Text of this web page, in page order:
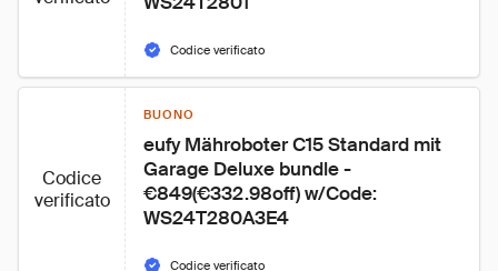
Codice verificato
Codice
verificato
BUONO
eufy Mähroboter C15 Standard mit
Garage Deluxe bundle -
€849(€332.98off) w/Code:
WS24T280A3E4
Codice verificato